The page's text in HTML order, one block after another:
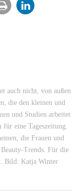
auch nicht, von außen
die den kleinen und
und Studien arbeitet
eine Tageszeitung.
die Frauen und
Trends. Für die
Bild: Katja Winter